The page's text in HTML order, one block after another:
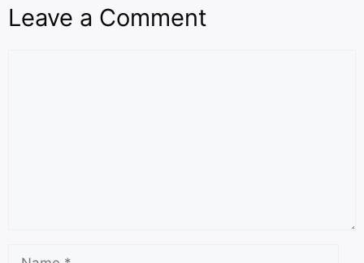
Leave a Comment